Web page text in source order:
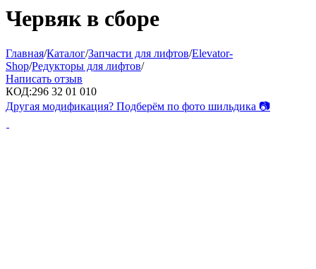
Червяк в сборе
Главная/Каталог/Запчасти для лифтов/Elevator-
Shop/Редукторы для лифтов/
Написать отзыв
КОД:296 32 01 010
Другая модификация? Подберём по фото шильдика 📷